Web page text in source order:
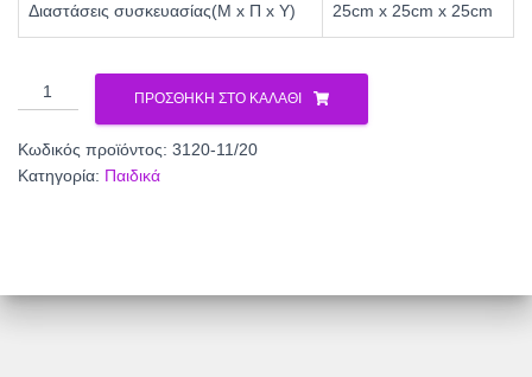
Διαστάσεις συσκευασίας(Μ x Π x Υ) 25cm x 25cm x 25cm
Φωτιστικό
μονόφωτο
plexiglass/
μέταλλο
Φ20
ΠΡΟΣΘΉΚΗ ΣΤΟ ΚΑΛΆΘΙ
Κωδικός προϊόντος: 3120-11/20
Κατηγορία: Παιδικά